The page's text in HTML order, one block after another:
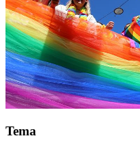
Tema